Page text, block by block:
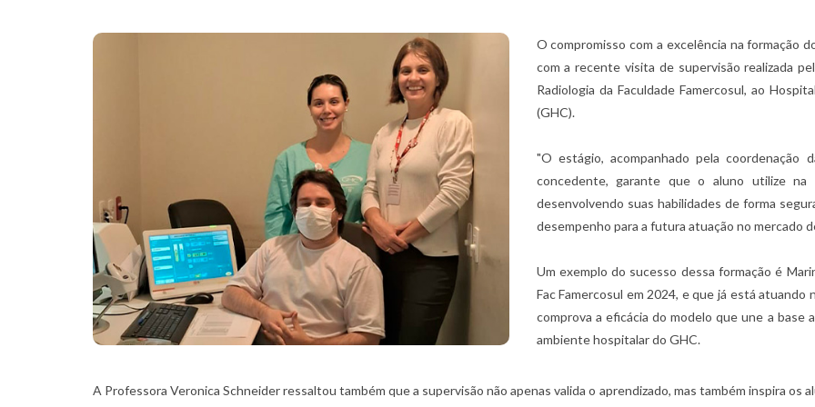
O compromisso com a excelência na formação
com a recente visita de supervisão realizada
Radiologia da Faculdade Famercosul, ao
(GHC).
"O estágio, acompanhado pela
concedente, garante que o aluno utilize
desenvolvendo suas habilidades de forma
desempenho para a futura atuação no mercado
Um exemplo do sucesso dessa formação é
Fac Famercosul em 2024, e que já está
comprova a eficácia do modelo que une a base
ambiente hospitalar do GHC.
A Professora Veronica Schneider ressaltou também que a supervisão não apenas valida o aprendizado, mas também inspira os